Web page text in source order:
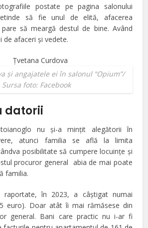
postate pe pagina salonului
să fie unul de elită, afacerea
să meargă destul de bine. Având
de afaceri şi vedete.
şi angajatele ei în salonul “Opium”/
Sursa foto: Facebook
datorii
nu şi-a minţit alegătorii în
atunci familia se află la limita
posibilitate să cumpere locuinţe şi
procuror general abia de mai poate
familia.
raportate, în 2023, a câştigat numai
euro). Doar atât îi mai rămăsese din
general. Bani care practic nu i-ar fi